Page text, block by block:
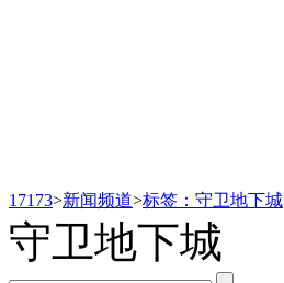
17173>新闻频道>标签：守卫地下城
守卫地下城